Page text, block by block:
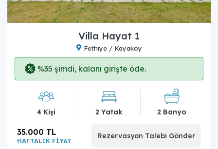
Villa Hayat 1
Fethiye / Kayaköy
%35 şimdi, kalanı girişte öde.
4 Kişi 2 Yatak 2 Banyo
HAFTALIK FİYAT
35.000 TL Rezervasyon Talebi Gönder